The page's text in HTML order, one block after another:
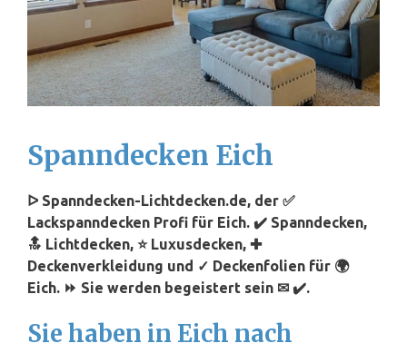
Spanndecken Eich
ᐅ Spanndecken-Lichtdecken.de, der ✅
Lackspanndecken Profi für Eich. ✔️ Spanndecken,
🔝 Lichtdecken, ⭐ Luxusdecken, ✚
Deckenverkleidung und ✓ Deckenfolien für 🌍
Eich. ⏩ Sie werden begeistert sein ✉ ✔️.
Sie haben in Eich nach